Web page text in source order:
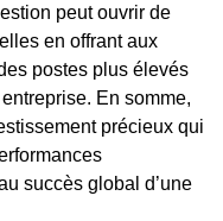
peut ouvrir de
en offrant aux
postes plus élevés
En somme,
précieux qui
succès global d’une